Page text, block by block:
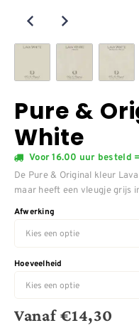
Pure &
White
Voor 16.00 uur besteld
De Pure & Original kleur
maar heeft een vleugje grijs
Afwerking
Hoeveelheid
Vanaf€14,30